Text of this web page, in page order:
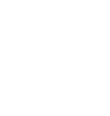
Отправка вопроса для